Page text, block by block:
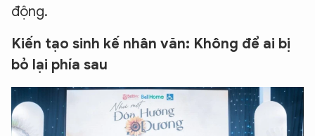
động.
Kiến tạo sinh kế nhân văn: Không để ai bị
bỏ lại phía sau